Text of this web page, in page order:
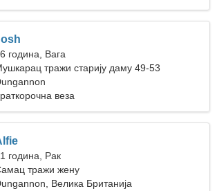
година, Вага
тражи старију даму 49-53
веза
година, Рак
тражи жену
Велика Британија